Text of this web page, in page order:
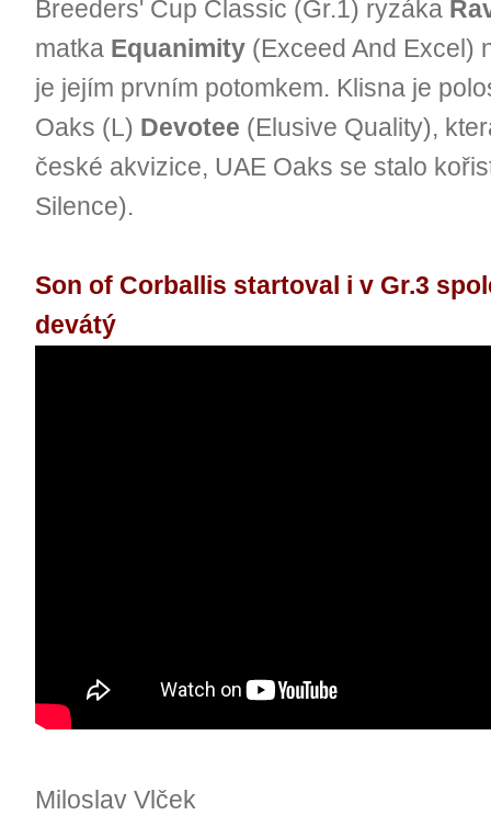
Breeders' Cup Classic (Gr.1) ryzáka
matka Equanimity (Exceed And Excel)
je jejím prvním potomkem. Klisna je
Oaks (L) Devotee (Elusive Quality),
české akvizice, UAE Oaks se stalo
Silence).
Son of Corballis startoval i v Gr.3
devátý
Miloslav Vlček